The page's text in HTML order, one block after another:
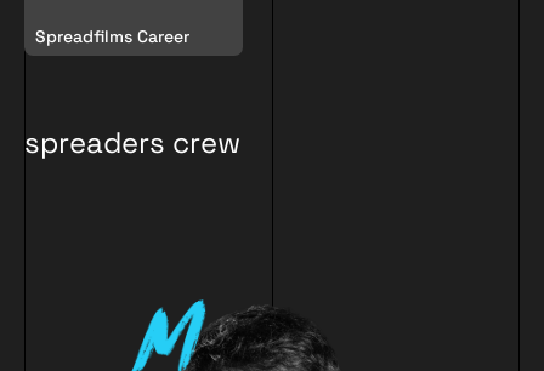
Spreadfilms Career
spreaders crew